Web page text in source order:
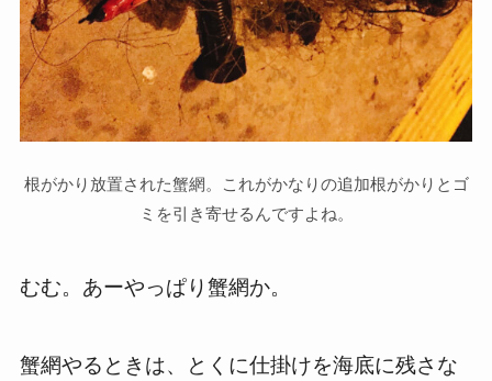
根がかり放置された蟹網。これがかなりの追加根がかりとゴ
ミを引き寄せるんですよね。
むむ。あーやっぱり蟹網か。
蟹網やるときは、とくに仕掛けを海底に残さな